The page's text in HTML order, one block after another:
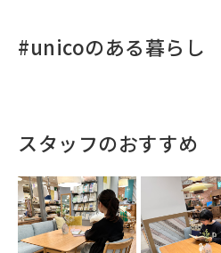
#unicoのある暮らし
スタッフのおすすめ